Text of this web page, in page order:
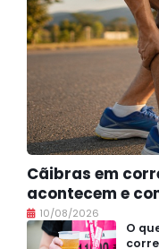
Cãibras em
acontecem e
10/08/2026
O